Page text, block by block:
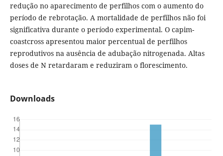
redução no aparecimento de perfilhos com o aumento do
período de rebrotação. A mortalidade de perfilhos não foi
significativa durante o período experimental. O capim-
coastcross apresentou maior percentual de perfilhos
reprodutivos na ausência de adubação nitrogenada. Altas
doses de N retardaram e reduziram o florescimento.
Downloads